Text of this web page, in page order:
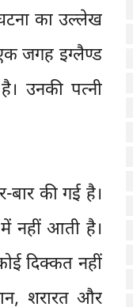
का उल्लेख
जगह इग्लैण्ड
उनकी पत्नी
की गई है।
नहीं आती है।
दिक्कत नहीं
शरारत और